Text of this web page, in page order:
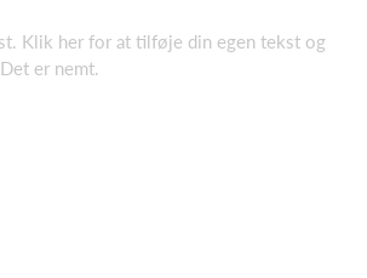
Klik her for at tilføje din egen tekst og
er nemt.